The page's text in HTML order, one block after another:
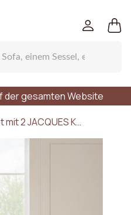
der gesamten Website
mit 2 JACQUES K…